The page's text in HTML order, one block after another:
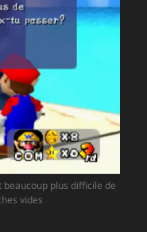
beaucoup plus difficile de
vides